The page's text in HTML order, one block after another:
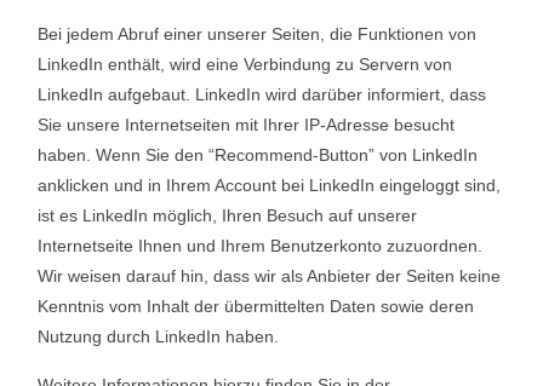
Bei jedem Abruf einer unserer Seiten, die Funktionen von
LinkedIn enthält, wird eine Verbindung zu Servern von
LinkedIn aufgebaut. LinkedIn wird darüber informiert, dass
Sie unsere Internetseiten mit Ihrer IP-Adresse besucht
haben. Wenn Sie den “Recommend-Button” von LinkedIn
anklicken und in Ihrem Account bei LinkedIn eingeloggt sind,
ist es LinkedIn möglich, Ihren Besuch auf unserer
Internetseite Ihnen und Ihrem Benutzerkonto zuzuordnen.
Wir weisen darauf hin, dass wir als Anbieter der Seiten keine
Kenntnis vom Inhalt der übermittelten Daten sowie deren
Nutzung durch LinkedIn haben.